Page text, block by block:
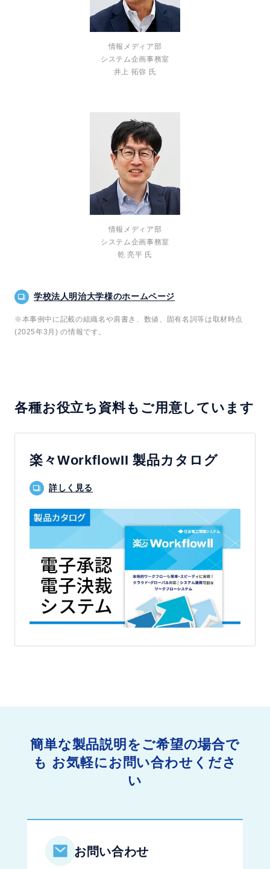
情報メディア部
システム企画事務室
井上 拓弥 氏
情報メディア部
システム企画事務室
乾 亮平 氏
学校法人明治大学様のホームページ
※本事例中に記載の組織名や肩書き、数値、固有名詞等は取材時点
(2025年3月) の情報です。
各種お役立ち資料もご用意しています
楽々WorkflowII 製品カタログ
詳しく見る
簡単な製品説明をご希望の場合で
も お気軽にお問い合わせくださ
い
お問い合わせ